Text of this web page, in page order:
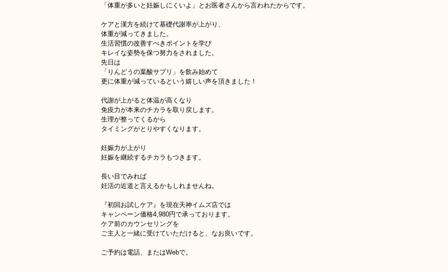
「体重が多いと妊娠しにくいよ」とお医者さんから言われたからです。
ケアと漢方を続けて基礎代謝率が上がり、
体重が減ってきました。
生活習慣の改善すべきポイントを学び
キレイな姿勢を保つ努力をされました。
先日は
「りんどうの葉酸サプリ」を飲み始めて
更に体重が減っているという嬉しい声を頂きました！
代謝が上がると体温が高くなり
免疫力が本来のチカラを取り戻します。
生理が整ってくるから
タイミングがとりやすくなります。
妊娠力が上がり
妊娠を継続するチカラもつきます。
長い目でみれば
妊活の近道と言えるかもしれませんね。
『初回お試しケア』を現在天神イムズ店では
キャンペーン価格4,980円で承っております。
ケア前のカウンセリングを
ご主人と一緒に受けていただけると、なお良いです。
ご予約は電話、またはWebで。